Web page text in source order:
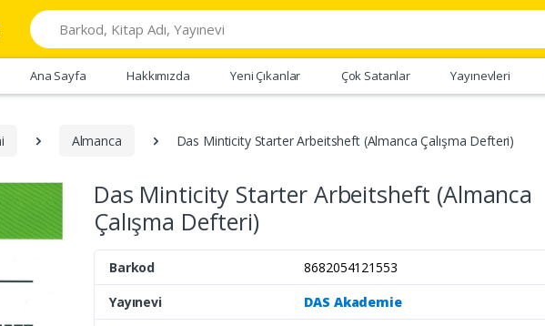
Search
Ana Sayfa Hakkımızda Yeni Çıkanlar Çok Satanlar Yayınevleri
Almanca Das Minticity Starter Arbeitsheft (Almanca Çalışma Defteri)
Das Minticity Starter Arbeitsheft (Almanca
Çalışma Defteri)
Barkod
8682054121553
Yayınevi
DAS Akademie